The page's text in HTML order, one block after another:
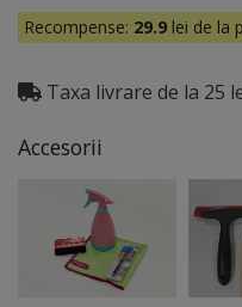
Recompense: 29.9 lei de la
Taxa livrare de la 25
Accesorii